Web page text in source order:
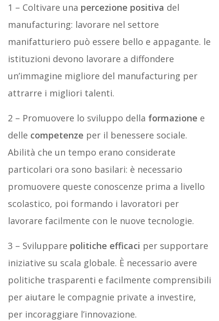
1 – Coltivare una percezione positiva del
manufacturing: lavorare nel settore
manifatturiero può essere bello e appagante. le
istituzioni devono lavorare a diffondere
un’immagine migliore del manufacturing per
attrarre i migliori talenti.
2 – Promuovere lo sviluppo della formazione e
delle competenze per il benessere sociale.
Abilità che un tempo erano considerate
particolari ora sono basilari: è necessario
promuovere queste conoscenze prima a livello
scolastico, poi formando i lavoratori per
lavorare facilmente con le nuove tecnologie.
3 – Sviluppare politiche efficaci per supportare
iniziative su scala globale. È necessario avere
politiche trasparenti e facilmente comprensibili
per aiutare le compagnie private a investire,
per incoraggiare l’innovazione.